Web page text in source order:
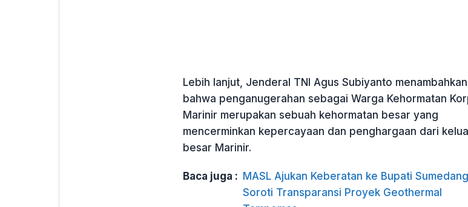
Lebih lanjut, Jenderal TNI Agus Subiyanto menambahkan
bahwa penganugerahan sebagai Warga Kehormatan
Marinir merupakan sebuah kehormatan besar yang
mencerminkan kepercayaan dan penghargaan dari
besar Marinir.
Baca juga : MASL Ajukan Keberatan ke Bupati
Soroti Transparansi Proyek Geothermal